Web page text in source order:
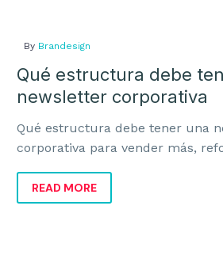
By Brandesign
Qué estructura debe
newsletter corporativa
Qué estructura debe tener una
corporativa para vender más,
READ MORE